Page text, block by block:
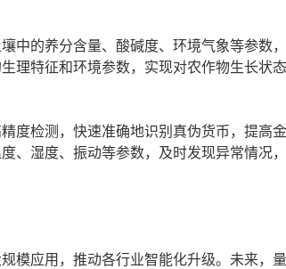
的养分含量、酸碱度、环境气象等参数
理特征和环境参数，实现对农作物生长状
检测，快速准确地识别真伪货币，提高
、湿度、振动等参数，及时发现异常情况
应用，推动各行业智能化升级。未来，